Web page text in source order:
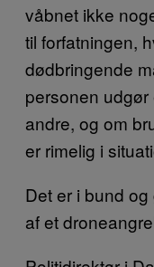
våbnet ikke
til forfatningen,
dødbringende
personen
andre, og om
er rimelig i
Det er i bund
af et